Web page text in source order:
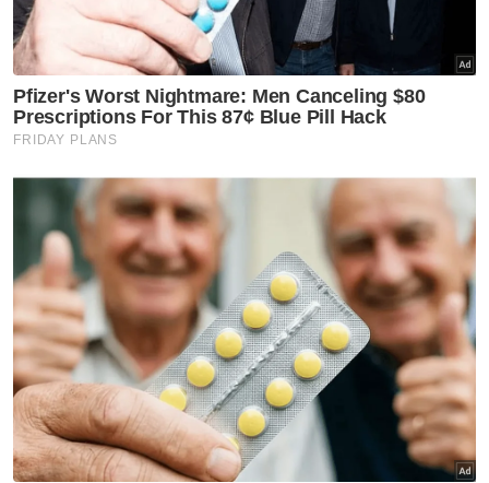
“Semua 11 kes aktif ini telah dimasukkan ke
Hospital Hulu Terengganu bagi rawatan dan
pengasingan,” katanya.
Artikel Berkaitan:
Penekanan di sekolah rendah beri impak besar
terhadap antirasuah
22 jalan ditutup sementara sempena Hari
Kebangsaan
Jalan Sungai Besi arah selatan ditutup setahun
bermula Sabtu ini
Dr Nor Azimi turut meminta individu yang
baru pulang dari Sabah atau mana-mana zon
merah dalam tempoh 14 hari lalu bersikap
jujur dengan menjalani penilaian risiko Covid-
19 di mana-mana fasiliti kesihatan di